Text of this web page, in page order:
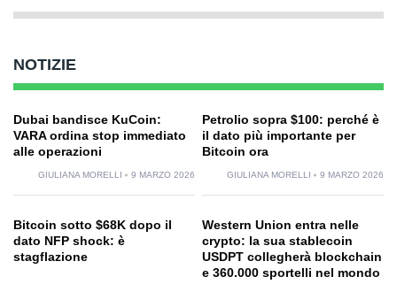
NOTIZIE
Dubai bandisce KuCoin:
VARA ordina stop immediato
alle operazioni
GIULIANA MORELLI 9 MARZO 2026
Petrolio sopra $100: perché è
il dato più importante per
Bitcoin ora
GIULIANA MORELLI 9 MARZO 2026
Bitcoin sotto $68K dopo il
dato NFP shock: è
stagflazione
Western Union entra nelle
crypto: la sua stablecoin
USDPT collegherà blockchain
e 360.000 sportelli nel mondo